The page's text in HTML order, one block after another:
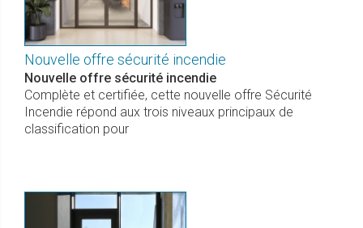
Nouvelle offre sécurité incendie
Nouvelle offre sécurité incendie
Complète et certifiée, cette nouvelle offre Sécurité
Incendie répond aux trois niveaux principaux de
classification pour